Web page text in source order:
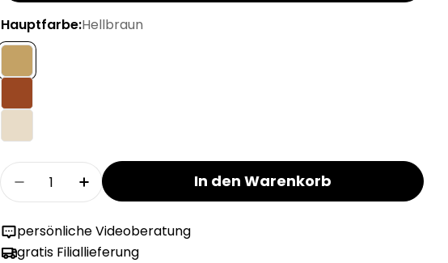
Hauptfarbe:Hellbraun
Menge
Menge für HASENA CARA Nachttisch verringern
Menge für HASENA CARA Nachttisch erhöhen
In den Warenkorb
persönliche Videoberatung
gratis Filiallieferung